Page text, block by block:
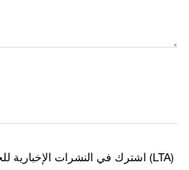
اشترك في النشرات الإخبارية للجمعية اللبنانية لتعزيز الشفافية (LTA)